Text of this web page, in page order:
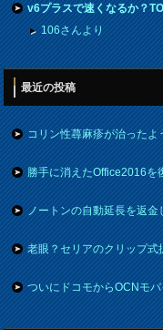
v6プラスで速くなるか？
106さんより
最近の投稿
コリン性蕁麻疹が治ったよ
勝手に消えたOffice2016を
ノートンの自動延長を返
老眼？セリアのクリップ式
ついにドコモからOCNモ